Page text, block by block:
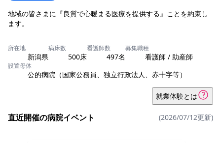
地域の皆さまに『良質で心暖まる医療を提供する』ことを約束し
ます。
所在地
新潟県
病床数
500床
看護師数
497名
募集職種
看護師 / 助産師
設置母体
公的病院（国家公務員、独立行政法人、赤十字等）
就業体験とは
直近開催の病院イベント (2026/07/12更新)